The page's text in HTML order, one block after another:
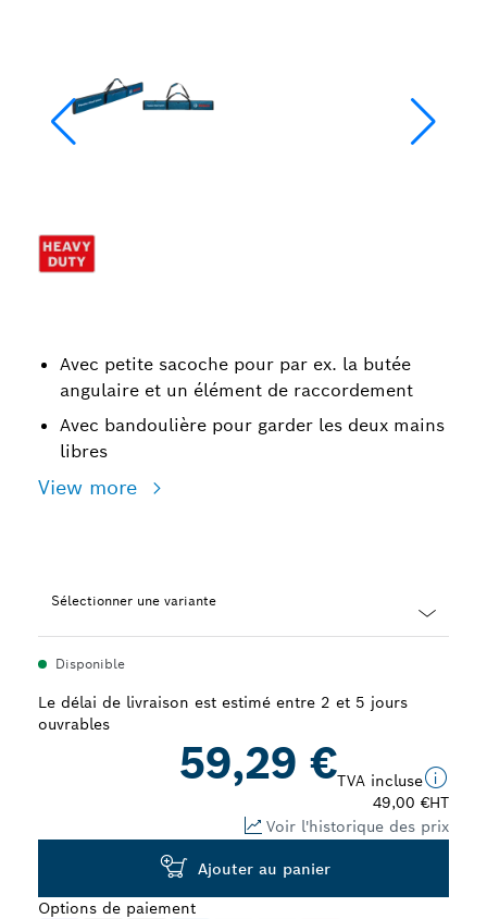
Avec petite sacoche pour par ex. la butée
angulaire et un élément de raccordement
Avec bandoulière pour garder les deux mains
libres
View more
Sélectionner une variante
closed
Disponible
Le délai de livraison est estimé entre 2 et 5 jours
ouvrables
59,29 €TVA incluse
49,00 €HT
Voir l'historique des prix
Ajouter au panier
Options de paiement